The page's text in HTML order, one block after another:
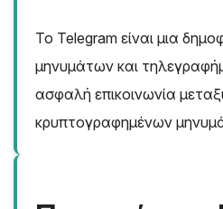
Το Telegram είναι μια
μηνυμάτων και
ασφαλή επικοινωνία
κρυπτογραφημένων